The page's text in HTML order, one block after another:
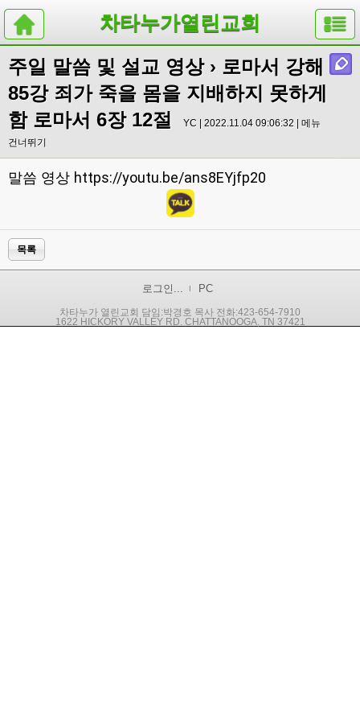
차타누가열린교회
주일 말씀 및 설교 영상› 로마서 강해
85강 죄가 죽을 몸을 지배하지 못하게
함 로마서 6장 12절
YC | 2022.11.04 09:06:32 | 메뉴
건너뛰기
말씀 영상 https://youtu.be/ans8EYjfp20
목록
로그인... PC
차타누가 열린교회 담임:박경호 목사 전화:423-654-7910
1622 HICKORY VALLEY RD. CHATTANOOGA, TN 37421